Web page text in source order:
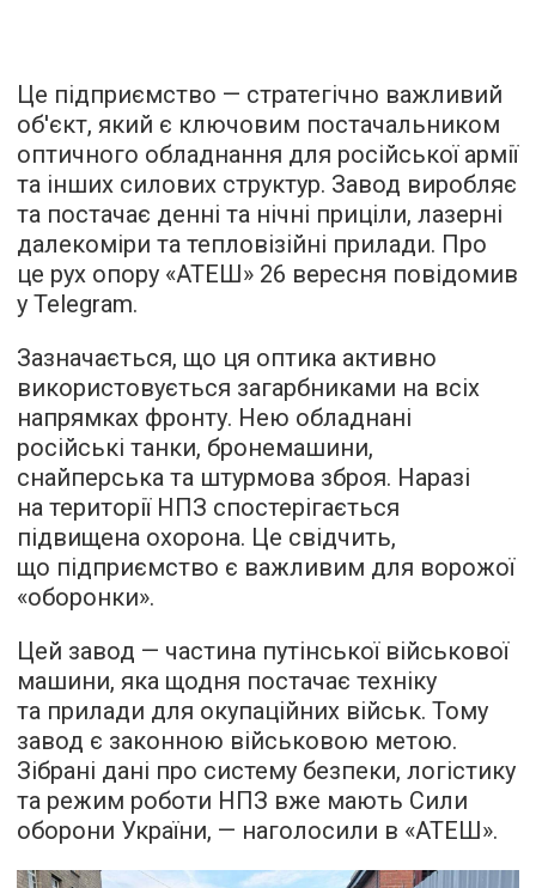
Це підприємство — стратегічно важливий
об'єкт, який є ключовим постачальником
оптичного обладнання для російської армії
та інших силових структур. Завод виробляє
та постачає денні та нічні приціли, лазерні
далекоміри та тепловізійні прилади. Про
це рух опору «АТЕШ» 26 вересня повідомив
у Telegram.
Зазначається, що ця оптика активно
використовується загарбниками на всіх
напрямках фронту. Нею обладнані
російські танки, бронемашини,
снайперська та штурмова зброя. Наразі
на території НПЗ спостерігається
підвищена охорона. Це свідчить,
що підприємство є важливим для ворожої
«оборонки».
Цей завод — частина путінської військової
машини, яка щодня постачає техніку
та прилади для окупаційних військ. Тому
завод є законною військовою метою.
Зібрані дані про систему безпеки, логістику
та режим роботи НПЗ вже мають Сили
оборони України, — наголосили в «АТЕШ».